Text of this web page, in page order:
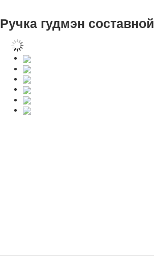
Ручка гудмэн составной